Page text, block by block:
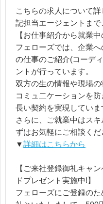
こちらの求人について
記担当エージェントまで
【お仕事紹介から就業
フェローズでは、企業
の仕事のご紹介(コーデ
ントが行っています。
双方の生の情報や現場
コミュ二ケーションを
長い契約を実現していま
さらに、ご就業中はス
ずはお気軽にご相談くだ
▼詳細はこちらから
【ご来社登録御礼キャ
ドプレゼント実施中!】
フェローズにご登録の